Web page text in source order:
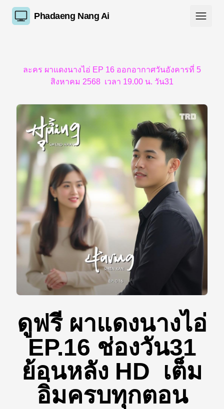
Phadaeng Nang Ai
ละคร ผาแดงนางไอ่ EP 16 ออกอากาศวันอังคารที่ 5
สิงหาคม 2568 เวลา 19.00 น. วัน31
ดูฟรี ผาแดงนางไอ่
EP.16 ช่องวัน31
ย้อนหลัง HD เต็ม
อิ่มครบทุกตอน